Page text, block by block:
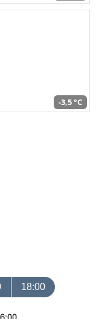
-3,5 °C
18:00